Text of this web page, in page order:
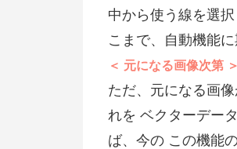
中から使う線を選
こまで、自動機能
＜ 元になる画像次第 ＞
ただ、元になる画
れを ベクターデー
ば、今の この機能